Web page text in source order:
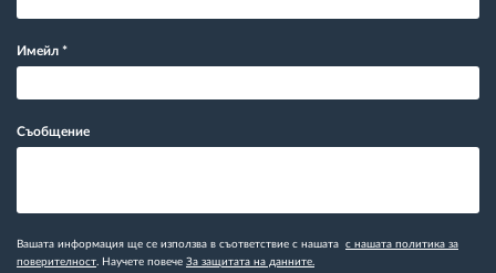
Имейл *
Съобщение
Вашата информация ще се използва в съответствие с нашата с нашата политика за
поверителност . Научете повече За защитата на данните.